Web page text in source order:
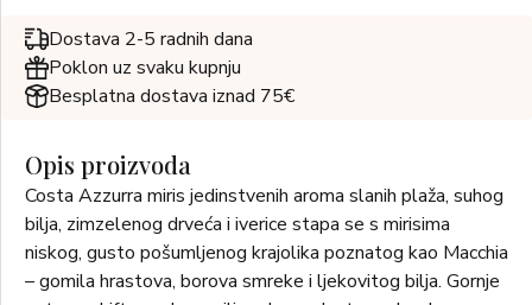
Dostava 2-5 radnih dana
Poklon uz svaku kupnju
Besplatna dostava iznad 75€
Opis proizvoda
Costa Azzurra miris jedinstvenih aroma slanih plaža, suhog
bilja, zimzelenog drveća i iverice stapa se s mirisima
niskog, gusto pošumljenog krajolika poznatog kao Macchia
– gomila hrastova, borova smreke i ljekovitog bilja. Gornje